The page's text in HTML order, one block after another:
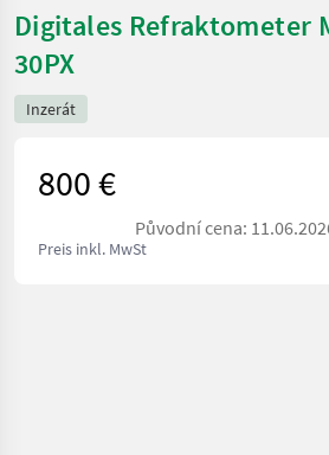
Digitales Refraktometer
30PX
Inzerát
800 €
Původní cena:
Preis inkl. MwSt